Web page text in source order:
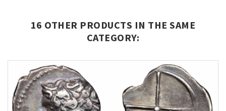
16 OTHER PRODUCTS IN THE SAME
CATEGORY: